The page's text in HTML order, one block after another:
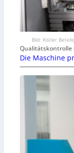
Bild: Kistler
Qualitätskontrolle
Die Maschine